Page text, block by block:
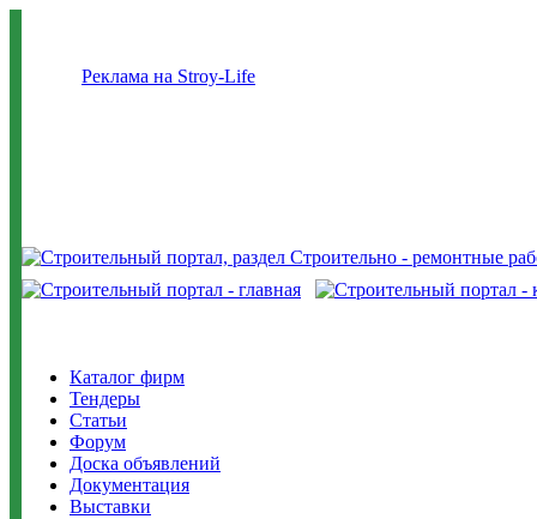
Реклама на Stroy-Life
Каталог фирм
Тендеры
Статьи
Форум
Доска объявлений
Документация
Выставки